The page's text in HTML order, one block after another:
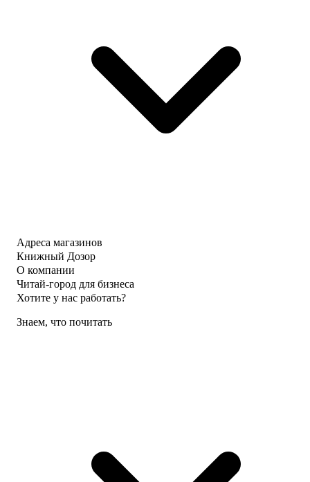
Адреса магазинов
Книжный Дозор
О компании
Читай-город для бизнеса
Хотите у нас работать?
Знаем, что почитать